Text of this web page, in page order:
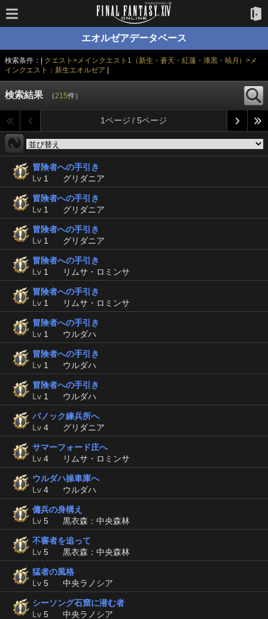
エオルゼアデータベース
検索条件：| クエスト>メインクエスト1（新生・蒼天・紅蓮・漆黒・暁月）>メ
インクエスト：新生エオルゼア
検索結果 （215件）
1ページ / 5ページ
冒険者への手引き
Lv 1 グリダニア
冒険者への手引き
Lv 1 グリダニア
冒険者への手引き
Lv 1 グリダニア
冒険者への手引き
Lv 1 リムサ・ロミンサ
冒険者への手引き
Lv 1 リムサ・ロミンサ
冒険者への手引き
Lv 1 ウルダハ
冒険者への手引き
Lv 1 ウルダハ
冒険者への手引き
Lv 1 ウルダハ
バノック練兵所へ
Lv 4 グリダニア
サマーフォード庄へ
Lv 4 リムサ・ロミンサ
ウルダハ操車庫へ
Lv 4 ウルダハ
傭兵の身構え
Lv 5 黒衣森：中央森林
不審者を追って
Lv 5 黒衣森：中央森林
猛者の風格
Lv 5 中央ラノシア
シーソング石窟に潜む者
Lv 5 中央ラノシア